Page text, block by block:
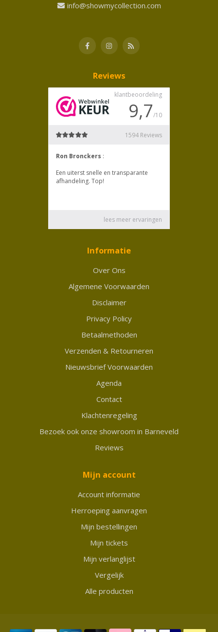
info@showmycollection.com
Reviews
Informatie
Over Ons
Algemene Voorwaarden
Disclaimer
Privacy Policy
Betaalmethoden
Verzenden & Retourneren
Nieuwsbrief Voorwaarden
Agenda
Contact
Klachtenregeling
Bezoek ook onze showroom in Barneveld
Reviews
Mijn account
Account informatie
Herroeping aanvragen
Mijn bestellingen
Mijn tickets
Mijn verlanglijst
Vergelijk
Alle producten